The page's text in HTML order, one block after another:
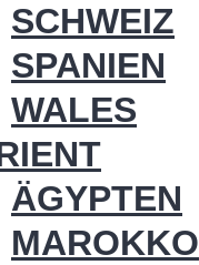
SCHWEIZ
SPANIEN
WALES
ÄGYPTEN
MAROKKO